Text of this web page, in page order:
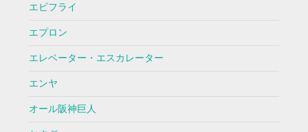
エビフライ
エプロン
エレベーター・エスカレーター
エンヤ
オール阪神巨人